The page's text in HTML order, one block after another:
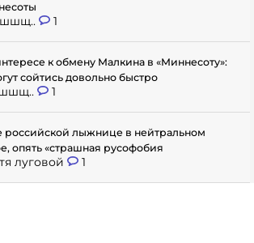
1
к обмену Малкина в «Миннесоту»:
сойтись довольно быстро
1
российской лыжнице в нейтральном
опять «страшная русофобия
луговой 1